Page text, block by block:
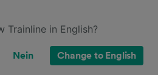
3h 24min
Trainline in English?
Nein Change to English